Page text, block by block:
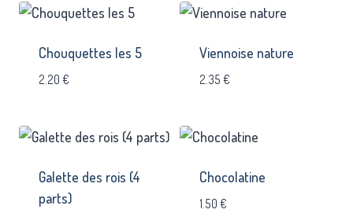
Chouquettes les 5
2.20 €
Viennoise nature
2.35 €
Galette des rois (4
parts)
Chocolatine
1.50 €